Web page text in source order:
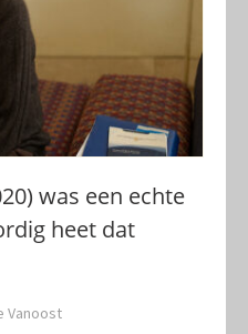
was een echte
heet dat
Vanoost